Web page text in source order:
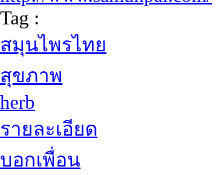
Tag :
สมุนไพรไทย
สุขภาพ
herb
รายละเอียด
บอกเพื่อน